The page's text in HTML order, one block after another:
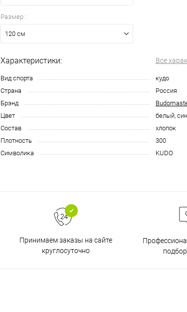
Размер :
120 см
Характеристики: Все
Вид спорта
кудо
Страна
Россия
Брэнд
Цвет
белый,
Состав
хлопок
Плотность
300
Символика
KUDO
Принимаем заказы на сайте
круглосуточно